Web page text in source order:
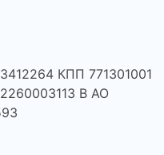
КПП 771301001
В АО